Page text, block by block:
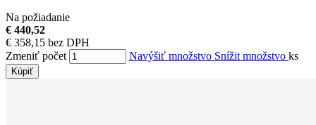
Na požiadanie
€ 440,52
€ 358,15 bez DPH
Zmeniť počet
Navýšiť množstvo Snížit množstvo ks
Kúpiť